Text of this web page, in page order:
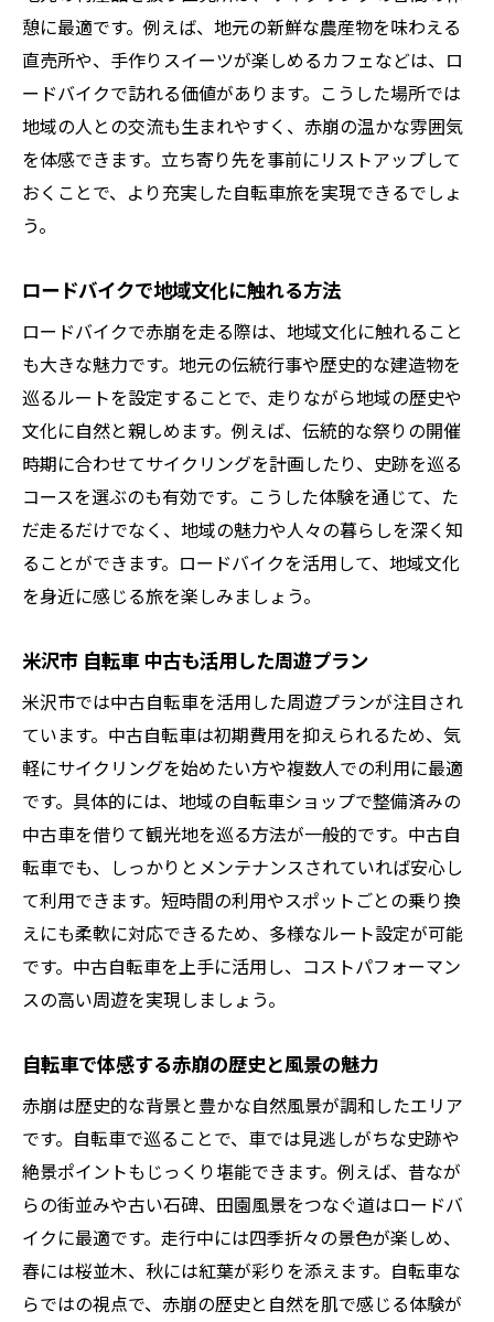
憩に最適です。例えば、地元の新鮮な農産物を味わえる
直売所や、手作りスイーツが楽しめるカフェなどは、ロ
ードバイクで訪れる価値があります。こうした場所では
地域の人との交流も生まれやすく、赤崩の温かな雰囲気
を体感できます。立ち寄り先を事前にリストアップして
おくことで、より充実した自転車旅を実現できるでしょ
う。
ロードバイクで地域文化に触れる方法
ロードバイクで赤崩を走る際は、地域文化に触れること
も大きな魅力です。地元の伝統行事や歴史的な建造物を
巡るルートを設定することで、走りながら地域の歴史や
文化に自然と親しめます。例えば、伝統的な祭りの開催
時期に合わせてサイクリングを計画したり、史跡を巡る
コースを選ぶのも有効です。こうした体験を通じて、た
だ走るだけでなく、地域の魅力や人々の暮らしを深く知
ることができます。ロードバイクを活用して、地域文化
を身近に感じる旅を楽しみましょう。
米沢市 自転車 中古も活用した周遊プラン
米沢市では中古自転車を活用した周遊プランが注目され
ています。中古自転車は初期費用を抑えられるため、気
軽にサイクリングを始めたい方や複数人での利用に最適
です。具体的には、地域の自転車ショップで整備済みの
中古車を借りて観光地を巡る方法が一般的です。中古自
転車でも、しっかりとメンテナンスされていれば安心し
て利用できます。短時間の利用やスポットごとの乗り換
えにも柔軟に対応できるため、多様なルート設定が可能
です。中古自転車を上手に活用し、コストパフォーマン
スの高い周遊を実現しましょう。
自転車で体感する赤崩の歴史と風景の魅力
赤崩は歴史的な背景と豊かな自然風景が調和したエリア
です。自転車で巡ることで、車では見逃しがちな史跡や
絶景ポイントもじっくり堪能できます。例えば、昔なが
らの街並みや古い石碑、田園風景をつなぐ道はロードバ
イクに最適です。走行中には四季折々の景色が楽しめ、
春には桜並木、秋には紅葉が彩りを添えます。自転車な
らではの視点で、赤崩の歴史と自然を肌で感じる体験が